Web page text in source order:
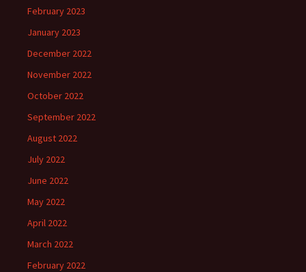
February 2023
January 2023
December 2022
November 2022
October 2022
September 2022
August 2022
July 2022
June 2022
May 2022
April 2022
March 2022
February 2022